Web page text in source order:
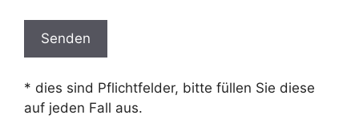
Bitte lasse dieses Feld leer.
* dies sind Pflichtfelder, bitte füllen Sie diese
auf jeden Fall aus.